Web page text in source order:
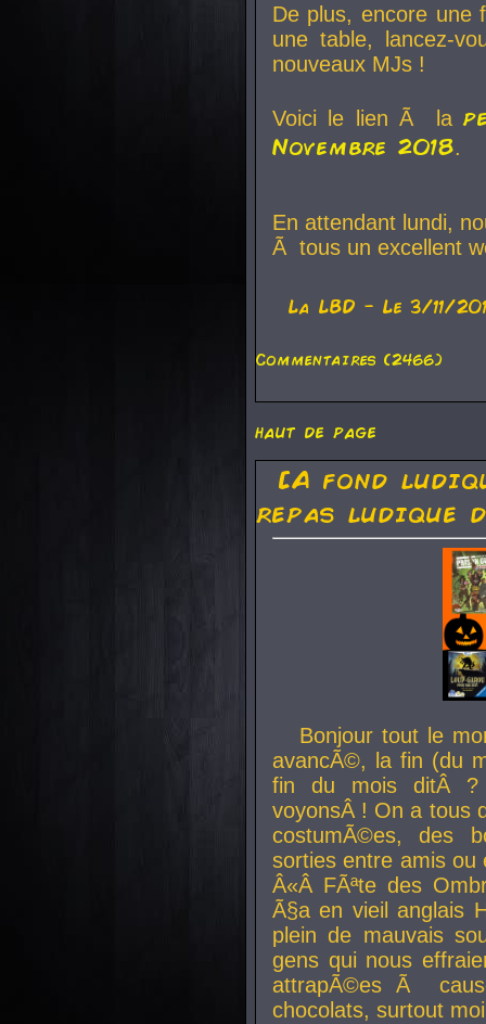
De plus, encore une
une table, lancez-
nouveaux MJs !
Voici le lien Ã la
Novembre 2018.
En attendant lundi,
Ã tous un excellent
La LBD - Le 3/11/
Commentaires (2466)
haut de page
[A fond
repas ludique
Bonjour tout le
avancÃ©, la fin (du
fin du mois ditÂ ?
voyonsÂ ! On a tous
costumÃ©es, des
sorties entre amis
Â«Â FÃªte des
Ã§a en vieil anglais
plein de mauvais
gens qui nous
attrapÃ©es Ã
chocolats, surtout